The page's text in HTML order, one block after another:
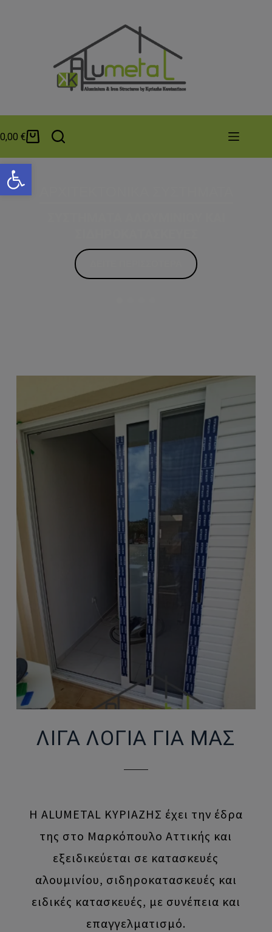
Ανοίξτε τη γραμμή εργαλείων
0,00 €
ΛΙΓΑ ΛΟΓΙΑ ΓΙΑ ΜΑΣ
Η ALUMETAL ΚΥΡΙΑΖΗΣ έχει την έδρα
της στο Μαρκόπουλο Αττικής και
εξειδικεύεται σε κατασκευές
αλουμινίου, σιδηροκατασκευές και
ειδικές κατασκευές, με συνέπεια και
επαγγελματισμό.